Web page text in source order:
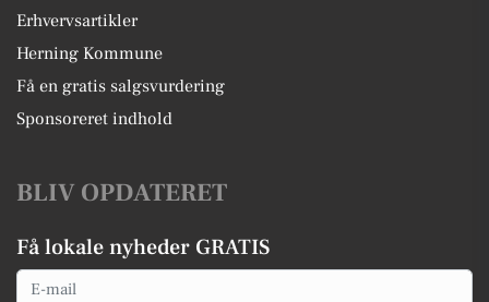
Erhvervsartikler
Herning Kommune
Få en gratis salgsvurdering
Sponsoreret indhold
BLIV OPDATERET
Få lokale nyheder GRATIS
Email